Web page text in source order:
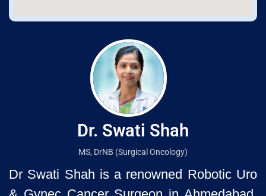
Dr. Swati Shah
MS, DrNB (Surgical Oncology)
Dr Swati Shah is a renowned Robotic Uro